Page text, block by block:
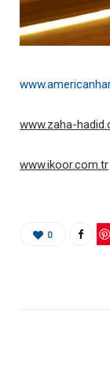
www.zaha-
www.ikoor.com.tr
0